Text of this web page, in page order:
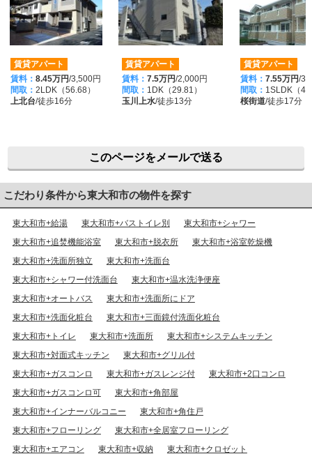
賃貸アパート
賃料： 8.45万円/3,500円
間取： 2LDK（56.68）
上北台/徒歩16分
賃貸アパート
賃料： 7.5万円/2,000円
間取： 1DK（29.81）
玉川上水/徒歩13分
賃貸アパート
賃料： 7.55万円/
間取： 1SLDK（
桜街道/徒歩17分
このページをメールで送る
こだわり条件から東大和市の物件を探す
東大和市+給湯 東大和市+バストイレ別
東大和市+シャワー
東大和市+追焚機能浴室
東大和市+脱衣所
東大和市+浴室乾燥機
東大和市+洗面所独立
東大和市+洗面台
東大和市+シャワー付洗面台
東大和市+温水洗浄便座
東大和市+オートバス
東大和市+洗面所にドア
東大和市+洗面化粧台
東大和市+三面鏡付洗面化粧台
東大和市+トイレ
東大和市+洗面所
東大和市+システムキッチン
東大和市+対面式キッチン
東大和市+グリル付
東大和市+ガスコンロ
東大和市+ガスレンジ付
東大和市+2口コンロ
東大和市+ガスコンロ可
東大和市+角部屋
東大和市+インナーバルコニー
東大和市+角住戸
東大和市+フローリング
東大和市+全居室フローリング
東大和市+エアコン
東大和市+収納 東大和市+クロゼット